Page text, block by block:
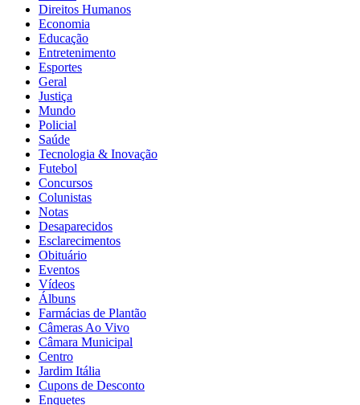
Direitos Humanos
Economia
Educação
Entretenimento
Esportes
Geral
Justiça
Mundo
Policial
Saúde
Tecnologia & Inovação
Futebol
Concursos
Colunistas
Notas
Desaparecidos
Esclarecimentos
Obituário
Eventos
Vídeos
Álbuns
Farmácias de Plantão
Câmeras Ao Vivo
Câmara Municipal
Centro
Jardim Itália
Cupons de Desconto
Enquetes